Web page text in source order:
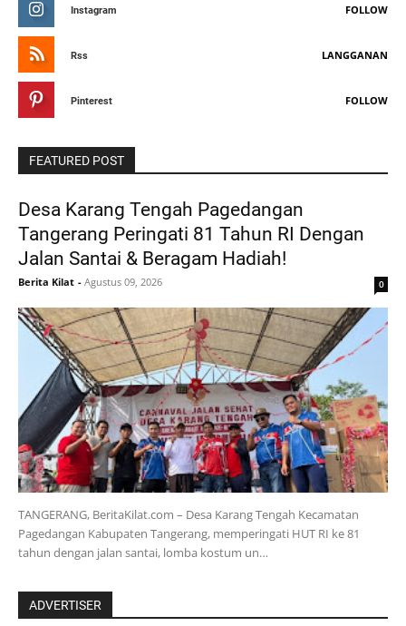
Instagram FOLLOW
Rss LANGGANAN
Pinterest FOLLOW
FEATURED POST
Desa Karang Tengah Pagedangan
Tangerang Peringati 81 Tahun RI Dengan
Jalan Santai & Beragam Hadiah!
Berita Kilat - Agustus 09, 2026 0
TANGERANG, BeritaKilat.com – Desa Karang Tengah Kecamatan
Pagedangan Kabupaten Tangerang, memperingati HUT RI ke 81
tahun dengan jalan santai, lomba kostum un…
ADVERTISER